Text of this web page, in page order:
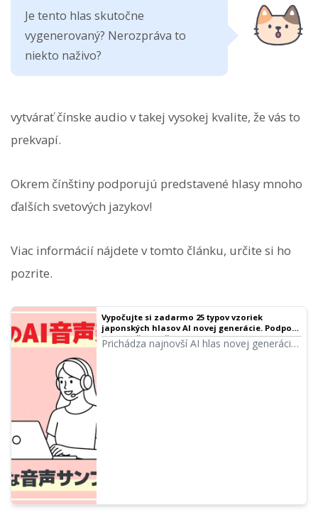
Je tento hlas skutočne
vygenerovaný? Nerozpráva to
niekto naživo?
vytvárať čínske audio v takej vysokej kvalite, že vás to
prekvapí.
Okrem čínštiny podporujú predstavené hlasy mnoho
ďalších svetových jazykov!
Viac informácií nájdete v tomto článku, určite si ho
pozrite.
Vypočujte si zadarmo 25 typov vzoriek
japonských hlasov AI novej generácie. Podpora
viacjazyčného čítania | Ondoku, softvér na
čítanie textu
Prichádza najnovší AI hlas novej generácie,